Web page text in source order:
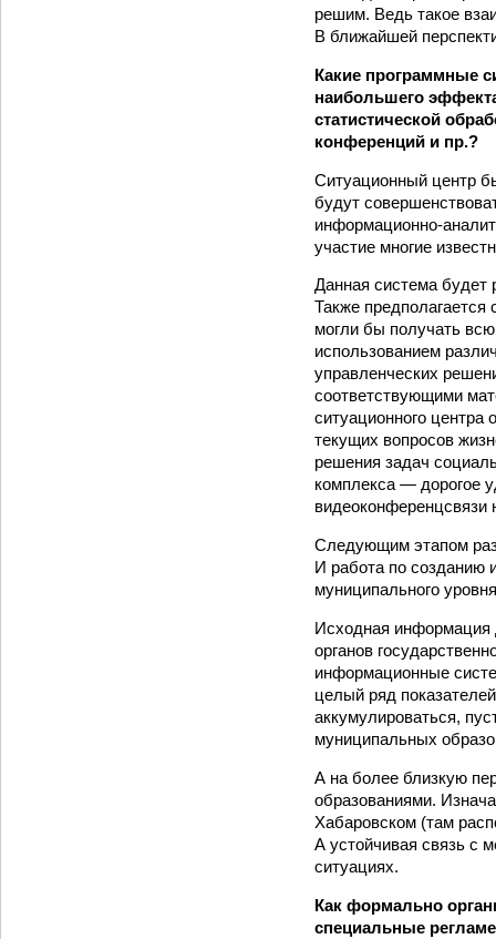
решим. Ведь такое
В ближайшей
Какие программные
наибольшего
статистической
конференций и пр.?
Ситуационный центр
будут
информационно-
участие многие
Данная система будет
Также предполагается
могли бы получать
использованием
управленческих
соответствующими
ситуационного центра
текущих вопросов
решения задач
комплекса — дорогое
видеоконференцсвязи
Следующим этапом
И работа по созданию
муниципального
Исходная информация
органов
информационные
целый ряд
аккумулироваться,
муниципальных
А на более близкую
образованиями.
Хабаровском (там
А устойчивая связь с
ситуациях.
Как формально
специальные